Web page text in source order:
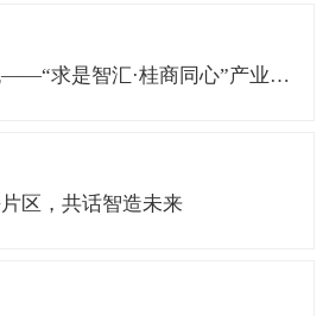
商会动态 | 浙莞交流——“求是智汇·桂商同心”产业发展交流活动
区，共话智造未来